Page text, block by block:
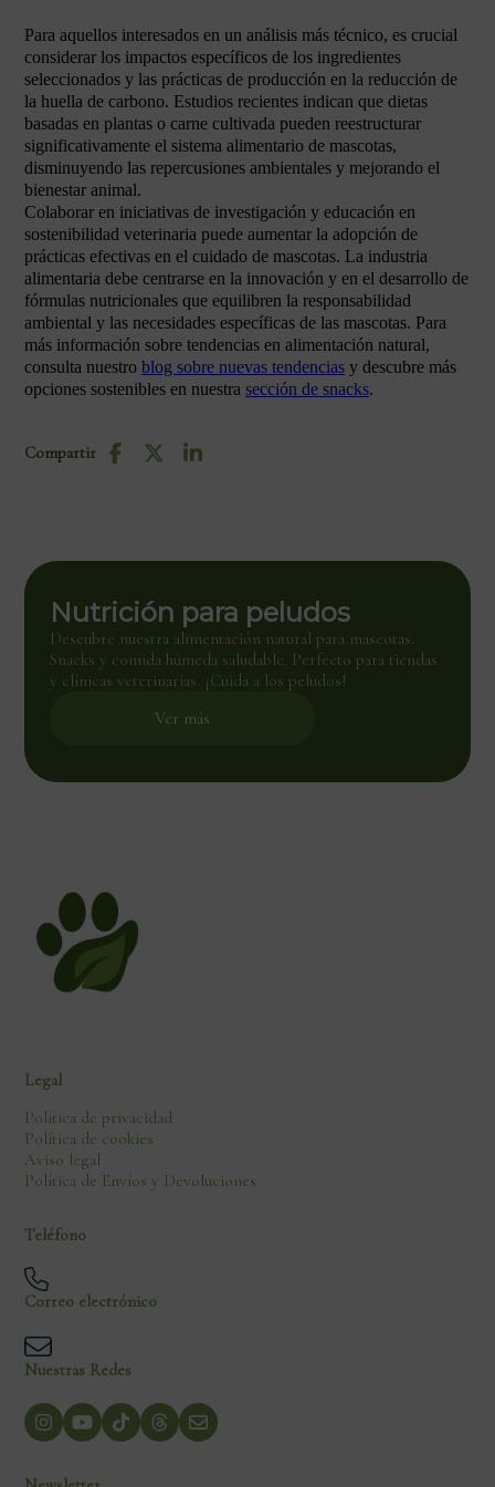
Para aquellos interesados en un análisis más técnico, es crucial
considerar los impactos específicos de los ingredientes
seleccionados y las prácticas de producción en la reducción de
la huella de carbono. Estudios recientes indican que dietas
basadas en plantas o carne cultivada pueden reestructurar
significativamente el sistema alimentario de mascotas,
disminuyendo las repercusiones ambientales y mejorando el
bienestar animal.
Colaborar en iniciativas de investigación y educación en
sostenibilidad veterinaria puede aumentar la adopción de
prácticas efectivas en el cuidado de mascotas. La industria
alimentaria debe centrarse en la innovación y en el desarrollo de
fórmulas nutricionales que equilibren la responsabilidad
ambiental y las necesidades específicas de las mascotas. Para
más información sobre tendencias en alimentación natural,
consulta nuestro blog sobre nuevas tendencias y descubre más
opciones sostenibles en nuestra sección de snacks.
Compartir
Nutrición para peludos
Descubre nuestra alimentación natural para mascotas.
Snacks y comida húmeda saludable. Perfecto para tiendas
y clínicas veterinarias. ¡Cuida a los peludos!
Ver más
Legal
Política de privacidad
Política de cookies
Aviso legal
Política de Envíos y Devoluciones
Teléfono
Correo electrónico
Nuestras Redes